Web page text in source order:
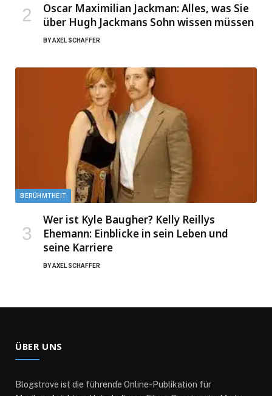
Oscar Maximilian Jackman: Alles, was Sie
über Hugh Jackmans Sohn wissen müssen
BYAXEL SCHAFFER
BERÜHMTHEIT
Wer ist Kyle Baugher? Kelly Reillys
Ehemann: Einblicke in sein Leben und
seine Karriere
BYAXEL SCHAFFER
ÜBER UNS
Blogstrove ist die führende Online-Publikation für